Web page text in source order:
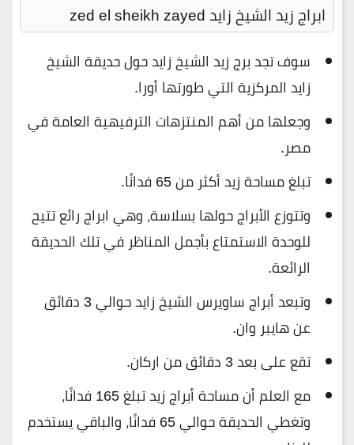
ابراج زيد الشيخ زايد zed el sheikh zayed
سوف تجد برج زيد الشيخ زايد حول حديقة الشيخ
زايد المركزية التي طورتها أورا.
وجعلها من أهم المنتزهات الترفيهية العامة في
مصر.
تبلغ مساحة زيد أكثر من 65 فدانًا.
وتتوزع الأبراج حولها بسلاسة، وهي ابراج رائع تتيح
للوحدة الاستمتاع بأجمل المناظر في تلك الحديقة
الرائعة.
وتبعد أبراج ساويرس الشيخ زايد حوالي 3 دقائق
عن هايبر وان.
تقع على بعد 3 دقائق من اركان.
مع العلم أن مساحة أبراج زيد تبلغ 165 فدانًا،
وتغطي الحديقة حوالي 65 فدانًا، والباقي يستخدم